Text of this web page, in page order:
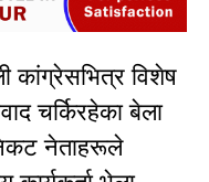
कांग्रेसभित्र विशेष
चर्किरहेका बेला
नेताहरूले